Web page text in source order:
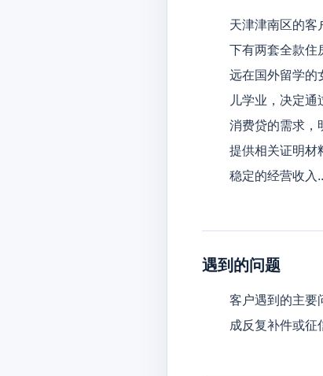
天津津南区的客
下有两套全款住
远在国外留学的
儿学业，决定
消费贷的需求
提供相关证明材
稳定的经营收入
遇到的问题
客户遇到的主要
成反复补件或征